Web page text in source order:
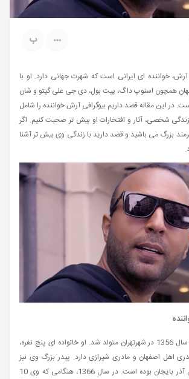
ب
خواننده ای ایرانی است که شهرت جهانی دارد. او با
همچون اسنوپ داگ، پیت بول، دی جی علی گیتو و شان
در این مقاله قصد داریم بیوگرافی آرش خواننده را شامل
زندگی شخصی، آثار و افتخارات او بیش تر صحبت کنیم. اگر
بزرگ می باشید و قصد دارید با زندگی وی بیش تر آشنا
آرش در 3 اردیبهشت سال 1356 در شهرتهران متولد شد. او خانواده ای پنج نفره،
اهل اصفهان و مادری شیرازی دارد. پپدر بزرگ وی نیز
اصالتا ترک زبان و اهل آذر بایجان بوده است. در سال 1366، هنگامی که وی 10